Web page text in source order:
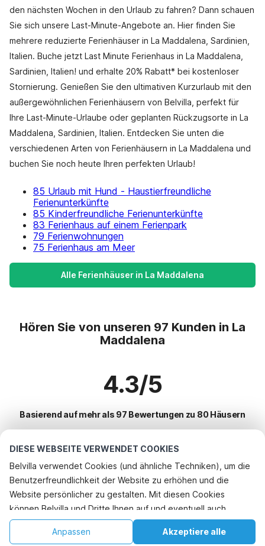
DIESE WEBSEITE VERWENDET COOKIES
Belvilla verwendet Cookies (und ähnliche Techniken), um die
Benutzerfreundlichkeit der Website zu erhöhen und die
Website persönlicher zu gestalten. Mit diesen Cookies
können Belvilla und Dritte Ihnen auf und eventuell auch
außerhalb unserer Website folgen, um Werbung Ihren
Interessen anzupassen und das Teilen von Informationen über
Akzeptiere alle
Anpassen
den nächsten Wochen in den Urlaub zu fahren? Dann schauen
Sie sich unsere Last-Minute-Angebote an. Hier finden Sie
mehrere reduzierte Ferienhäuser in La Maddalena, Sardinien,
Italien. Buche jetzt Last Minute Ferienhaus in La Maddalena,
Sardinien, Italien! und erhalte 20% Rabatt* bei kostenloser
Stornierung. Genießen Sie den ultimativen Kurzurlaub mit den
außergewöhnlichen Ferienhäusern von Belvilla, perfekt für
Ihre Last-Minute-Urlaube oder geplanten Rückzugsorte in La
Maddalena, Sardinien, Italien. Entdecken Sie unten die
verschiedenen Arten von Ferienhäusern in La Maddalena und
buchen Sie noch heute Ihren perfekten Urlaub!
85 Urlaub mit Hund - Haustierfreundliche
Ferienunterkünfte
85 Kinderfreundliche Ferienunterkünfte
83 Ferienhaus auf einem Ferienpark
79 Ferienwohnungen
75 Ferienhaus am Meer
Alle Ferienhäuser in La Maddalena
Hören Sie von unseren 97 Kunden in La
Maddalena
4.3/5
Basierend auf mehr als 97 Bewertungen zu 80 Häusern
Beliebteste Reiseziele für Urlaub
Top-Städte mit Top-Annehmlichkeiten für den Urlaub
Kinderfreundliche Ferienunterkünfte santa-teresa-gallura
Kinderfreundliche Ferienunterkünfte pula
Urlaub mit Hund - Haustierfreundliche Ferienunterkünfte arzachena
Beliebte Ausstattungen für Urlaub in La-maddalena
Urlaub mit Hund - Haustierfreundliche Ferienunterkünfte
Beliebte Städte für den Urlaub in Sardinien
Startseite Wunschliste Buchungen Konto